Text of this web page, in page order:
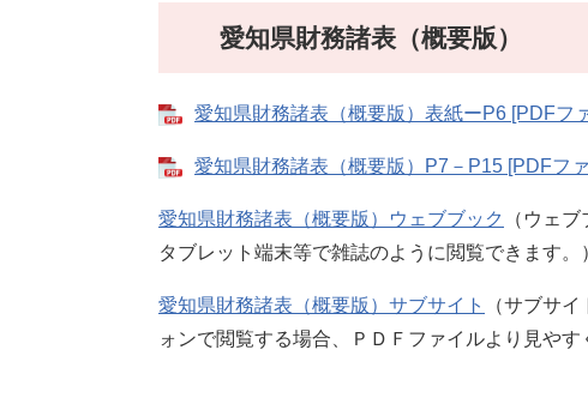
愛知県財務諸表（概要版）
愛知県財務諸表（概要版）表紙ーP6 [PDFフ
愛知県財務諸表（概要版）P7－P15 [PDFフ
愛知県財務諸表（概要版）ウェブブック
（ウェ
タブレット端末等で雑誌のように閲覧できます。
愛知県財務諸表（概要版）サブサイト
（サブサ
ォンで閲覧する場合、ＰＤＦファイルより見やす